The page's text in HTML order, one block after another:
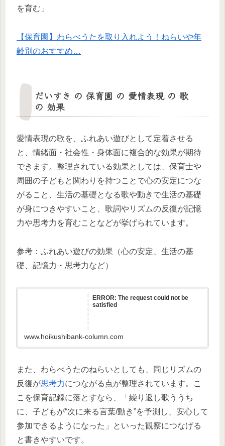
を育む」
【保育園】わらべうたを取り入れよう！ねらいや年
齢別のおすすめ…
だいすき の 保育園 の 愛情表現 の 歌
の 効果
愛情表現の歌を、ふれあい遊びとして定着させる
と、情緒面・社会性・身体面に複合的な効果が期待
できます。整理されている効果としては、保育士や
周囲の子どもと関わりを持つことで心の安定につな
がること、生活の基礎となる歌や動きで生活の基礎
が身につきやすいこと、歌詞やリズムの反復が記憶
力や思考力を育むことなどが挙げられています。
参考：ふれあい遊びの効果（心の安定、生活の基
礎、記憶力・思考力など）
ERROR: The request could not be
satisfied
www.hoikushibank-column.com
また、わらべうたのねらいとしても、同じリズムの
反復が思考力につながる点が整理されています。こ
こを保育記録に落とすなら、「繰り返し歌ううち
に、子どもが“次に来る言葉/動き”を予測し、安心して
参加できるようになった」といった観察につなげる
と書きやすいです。